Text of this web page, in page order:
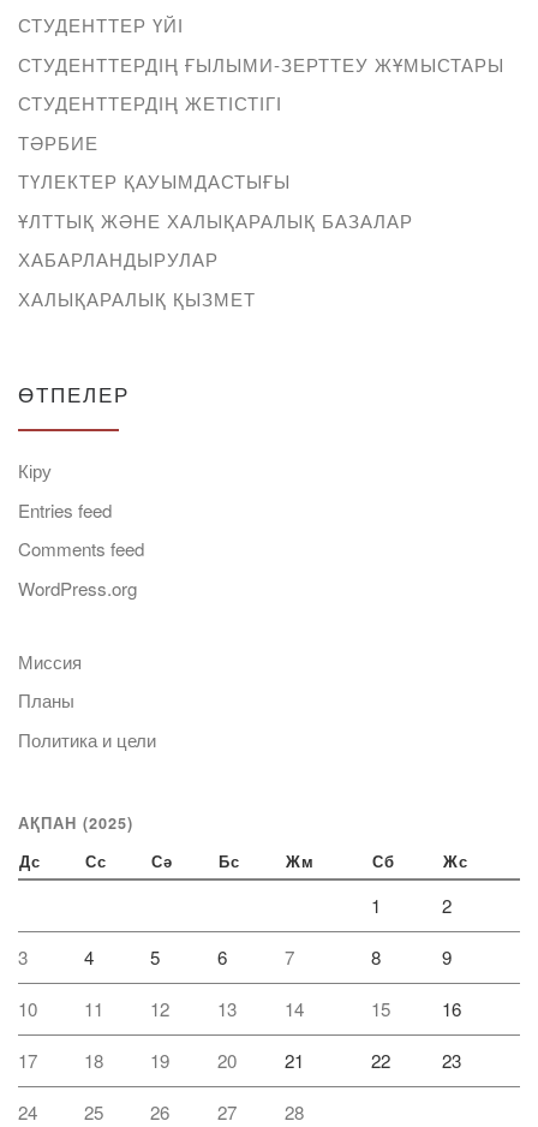
СТУДЕНТТЕР ҮЙІ
СТУДЕНТТЕРДІҢ ҒЫЛЫМИ-ЗЕРТТЕУ ЖҰМЫСТАРЫ
СТУДЕНТТЕРДІҢ ЖЕТІСТІГІ
ТӘРБИЕ
ТҮЛЕКТЕР ҚАУЫМДАСТЫҒЫ
ҰЛТТЫҚ ЖӘНЕ ХАЛЫҚАРАЛЫҚ БАЗАЛАР
ХАБАРЛАНДЫРУЛАР
ХАЛЫҚАРАЛЫҚ ҚЫЗМЕТ
ӨТПЕЛЕР
Кіру
Entries feed
Comments feed
WordPress.org
Миссия
Планы
Политика и цели
АҚПАН (2025)
Дс Сс Сә Бс Жм Сб Жс
1 2
3 4 5 6 7 8 9
10 11 12 13 14 15 16
17 18 19 20 21 22 23
24 25 26 27
28